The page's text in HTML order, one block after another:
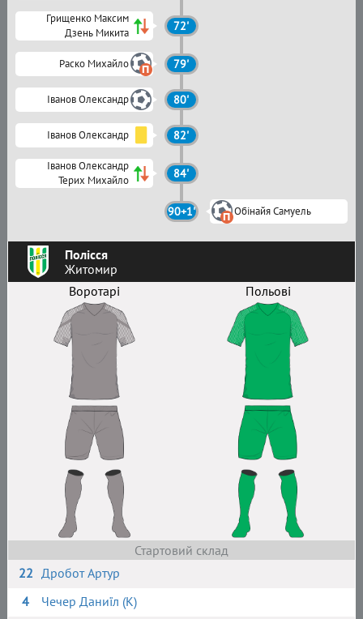
Полісся
Житомир
Воротарі
Польові
Стартовий склад
22 Дробот Артур
4
Чечер Даниїл (К)
Грищенко Максим
Дзень Микита
72'
Раско Михайло 79'
Іванов Олександр 80'
Іванов Олександр 82'
Іванов Олександр
Терих Михайло
84'
90+1' Обінайя Самуель